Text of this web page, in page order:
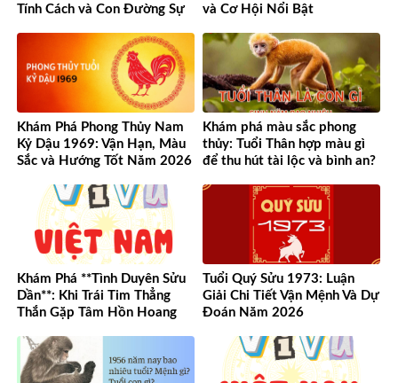
Tính Cách và Con Đường Sự
và Cơ Hội Nổi Bật
Khám Phá Phong Thủy Nam
Kỷ Dậu 1969: Vận Hạn, Màu
Sắc và Hướng Tốt Năm 2026
Khám phá màu sắc phong
thủy: Tuổi Thân hợp màu gì
để thu hút tài lộc và bình an?
Khám Phá **Tình Duyên Sửu
Dần**: Khi Trái Tim Thẳng
Thắn Gặp Tâm Hồn Hoang
Tuổi Quý Sửu 1973: Luận
Giải Chi Tiết Vận Mệnh Và Dự
Đoán Năm 2026